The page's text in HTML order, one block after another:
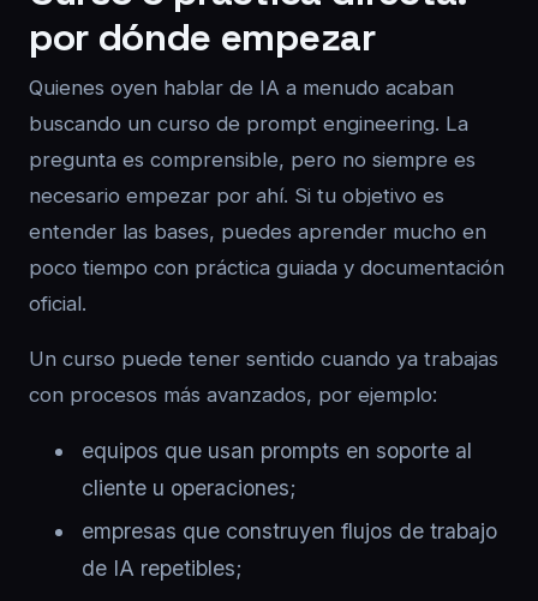
por dónde empezar
Quienes oyen hablar de IA a menudo acaban
buscando un curso de prompt engineering. La
pregunta es comprensible, pero no siempre es
necesario empezar por ahí. Si tu objetivo es
entender las bases, puedes aprender mucho en
poco tiempo con práctica guiada y documentación
oficial.
Un curso puede tener sentido cuando ya trabajas
con procesos más avanzados, por ejemplo:
equipos que usan prompts en soporte al
cliente u operaciones;
empresas que construyen flujos de trabajo
de IA repetibles;